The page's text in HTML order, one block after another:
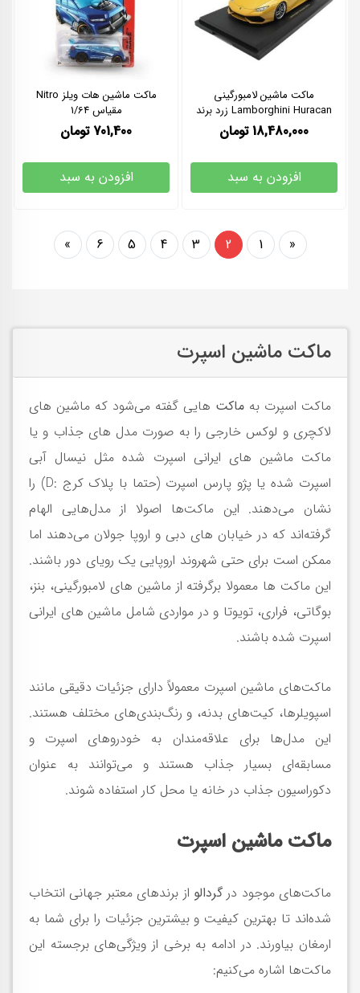
ماکت ماشین لامبورگینی
Lamborghini Huracan زرد برند
KYOSHO سایز 1/18
18,480,000 تومان
افزودن به سبد
ماکت ماشین هات ویلز Nitro
مقیاس 1/64
701,400 تومان
افزودن به سبد
«
1
2
3
4
5
6
»
ماکت ماشین اسپرت
ماکت‌ اسپرت به ماکت هایی گفته می‌شود که ماشین های
لاکچری و لوکس خارجی را به صورت مدل های جذاب و یا
ماکت ماشین های ایرانی اسپرت شده مثل نیسال آبی
اسپرت شده یا پژو پارس اسپرت (حتما با پلاک کرج :D) را
نشان می‌دهند. این ماکت‌ها اصولا از مدل‌هایی الهام
گرفته‌اند که در خیابان های دبی و اروپا جولان می‌دهند اما
ممکن است برای حتی شهروند اروپایی یک رویای دور باشند.
این ماکت ها معمولا برگرفته از ماشین های لامبورگینی، بنز،
بوگاتی، فراری، تویوتا و در مواردی شامل ماشین های ایرانی
اسپرت شده باشند.
ماکت‌های ماشین اسپرت معمولاً دارای جزئیات دقیقی مانند
اسپویلرها، کیت‌های بدنه، و رنگ‌بندی‌های مختلف هستند.
این مدل‌ها برای علاقه‌مندان به خودروهای اسپرت و
مسابقه‌ای بسیار جذاب هستند و می‌توانند به عنوان
دکوراسیون جذاب در خانه یا محل کار استفاده شوند.
ماکت ماشین اسپرت
ماکت‌های موجود درگردالو از برندهای معتبر جهانی انتخاب
شده‌اند تا بهترین کیفیت و بیشترین جزئیات را برای شما به
ارمغان بیاورند. در ادامه به برخی از ویژگی‌های برجسته این
ماکت‌ها اشاره می‌کنیم: